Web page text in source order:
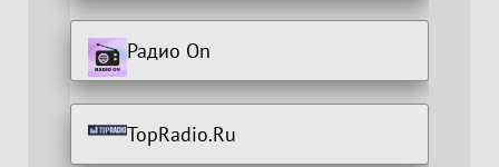
Радио On
TopRadio.Ru